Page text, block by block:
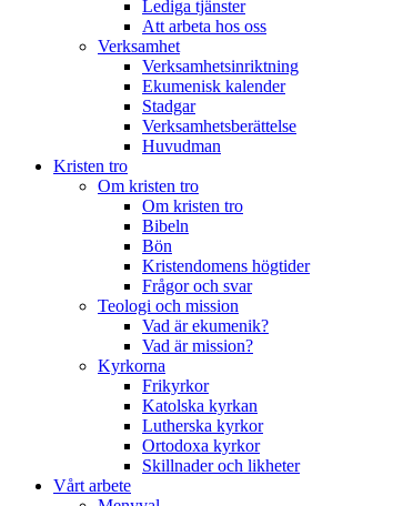
Lediga tjänster
Att arbeta hos oss
Verksamhet
Verksamhetsinriktning
Ekumenisk kalender
Stadgar
Verksamhetsberättelse
Huvudman
Kristen tro
Om kristen tro
Om kristen tro
Bibeln
Bön
Kristendomens högtider
Frågor och svar
Teologi och mission
Vad är ekumenik?
Vad är mission?
Kyrkorna
Frikyrkor
Katolska kyrkan
Lutherska kyrkor
Ortodoxa kyrkor
Skillnader och likheter
Vårt arbete